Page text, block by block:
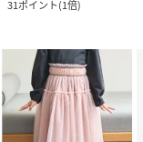
31ポイント(1倍)